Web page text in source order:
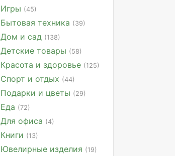
Игры (45)
Бытовая техника (39)
Дом и сад (138)
Детские товары (58)
Красота и здоровье (125)
Спорт и отдых (44)
Подарки и цветы (29)
Еда (72)
Для офиса (4)
Книги (13)
Ювелирные изделия (19)